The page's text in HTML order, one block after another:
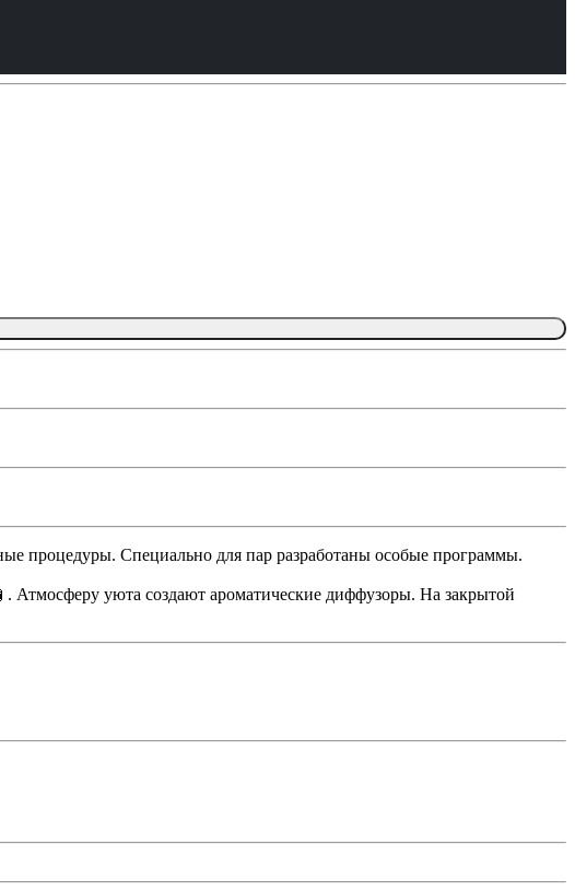
процедуры. Специально для пар разработаны особые программы.
уюта создают ароматические диффузоры. На закрытой